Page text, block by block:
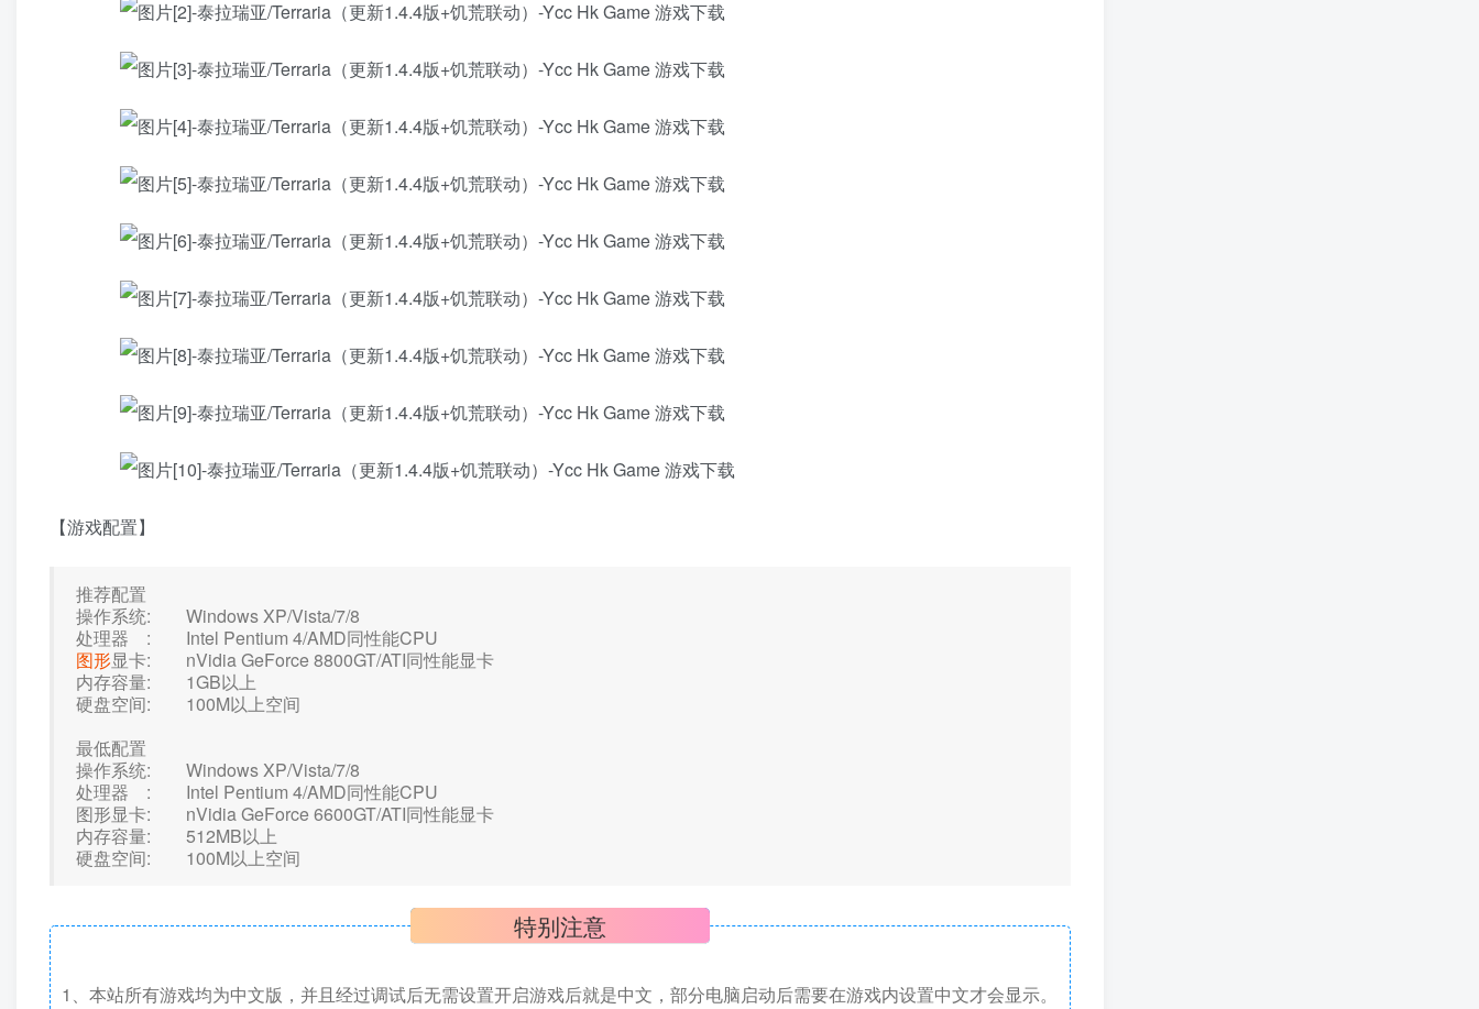
【游戏配置】
推荐配置
操作系统: Windows XP/Vista/7/8
处理器 : Intel Pentium 4/AMD同性能CPU
图形显卡: nVidia GeForce 8800GT/ATI同性能显卡
内存容量: 1GB以上
硬盘空间: 100M以上空间
最低配置
操作系统: Windows XP/Vista/7/8
处理器 : Intel Pentium 4/AMD同性能CPU
图形显卡: nVidia GeForce 6600GT/ATI同性能显卡
内存容量: 512MB以上
硬盘空间: 100M以上空间
特别注意
1、本站所有游戏均为中文版，并且经过调试后无需设置开启游戏后就是中文，部分电脑启动后需要在游戏内设置中文才会显示。